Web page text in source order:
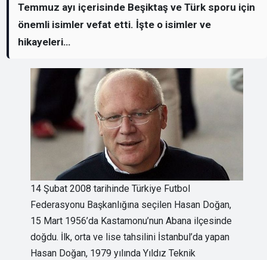
Temmuz ayı içerisinde Beşiktaş ve Türk sporu için
önemli isimler vefat etti. İşte o isimler ve
hikayeleri…
14 Şubat 2008 tarihinde Türkiye Futbol
Federasyonu Başkanlığına seçilen Hasan Doğan,
15 Mart 1956’da Kastamonu’nun Abana ilçesinde
doğdu. İlk, orta ve lise tahsilini İstanbul’da yapan
Hasan Doğan, 1979 yılında Yıldız Teknik